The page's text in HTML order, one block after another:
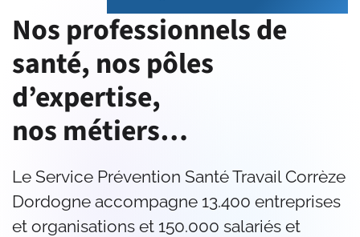
Nos professionnels de
santé, nos pôles
d’expertise,
nos métiers…
Le Service Prévention Santé Travail Corrèze
Dordogne accompagne 13.400 entreprises
et organisations et 150.000 salariés et